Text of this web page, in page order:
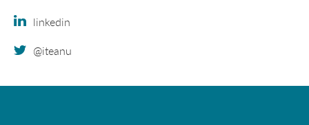
linkedin
@iteanu